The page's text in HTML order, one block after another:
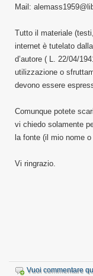
Mail:
Tutto il materiale
internet è tutelato
d’autore ( L. 22/04/
utilizzazione o
devono essere
Comunque potete
vi chiedo solamente
la fonte (il mio nome o
Vi ringrazio.
Vuoi commentare